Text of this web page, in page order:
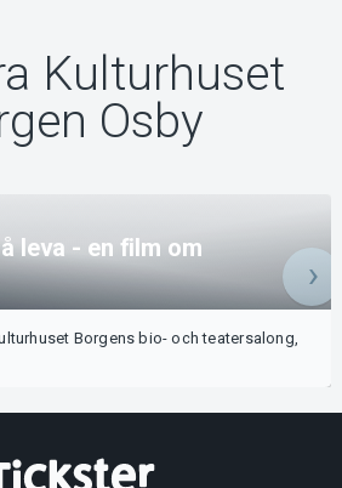
Kulturhuset
Osby
leva - en film om
Borgens bio- och teatersalong,